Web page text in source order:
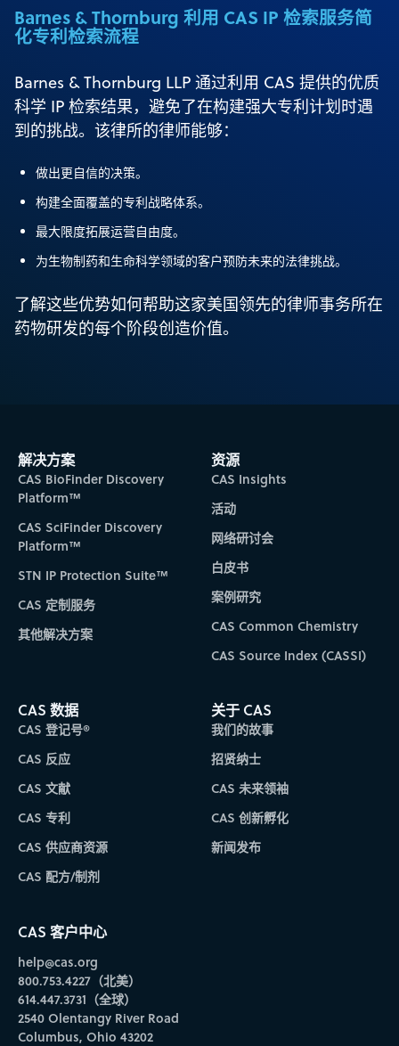
Barnes & Thornburg 利用 CAS IP 检索服务简
化专利检索流程
Barnes & Thornburg LLP 通过利用 CAS 提供的优质
科学 IP 检索结果，避免了在构建强大专利计划时遇
到的挑战。该律所的律师能够：
做出更自信的决策。
构建全面覆盖的专利战略体系。
最大限度拓展运营自由度。
为生物制药和生命科学领域的客户预防未来的法律挑战。
了解这些优势如何帮助这家美国领先的律师事务所在
药物研发的每个阶段创造价值。
解决方案
CAS BioFinder Discovery
Platform™
CAS SciFinder Discovery
Platform™
STN IP Protection Suite™
CAS 定制服务
其他解决方案
资源
CAS Insights
活动
网络研讨会
白皮书
案例研究
CAS Common Chemistry
CAS Source Index (CASSI)
CAS 数据
CAS 登记号®
CAS 反应
CAS 文献
CAS 专利
CAS 供应商资源
CAS 配方/制剂
关于 CAS
我们的故事
招贤纳士
CAS 未来领袖
CAS 创新孵化
新闻发布
CAS 客户中心
help@cas.org
800.753.4227（北美）
614.447.3731（全球）
2540 Olentangy River Road
Columbus, Ohio 43202